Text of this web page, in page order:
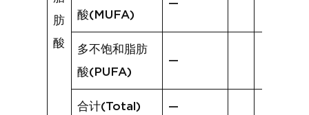
肪
酸
酸(MUFA)
—
多不饱和脂肪
酸(PUFA)
—
合计(Total) —